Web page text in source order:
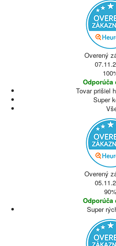
Overený
Odporúča
Tovar prišiel
Super
Overený
90%
Odporúča
Super